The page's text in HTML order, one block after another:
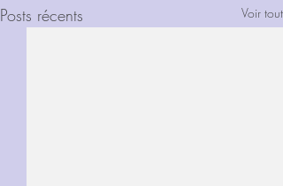
Posts récents Voir tout